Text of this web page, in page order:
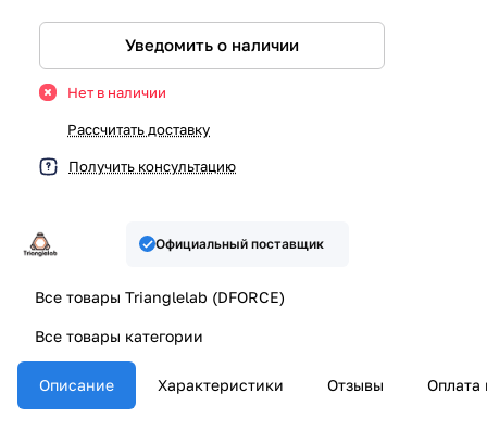
Уведомить о наличии
Нет в наличии
Рассчитать доставку
Получить консультацию
Официальный поставщик
Все товары Trianglelab (DFORCE)
Все товары категории
Описание Характеристики Отзывы Оплата